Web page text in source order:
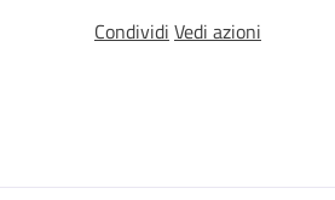
Condividi Vedi azioni